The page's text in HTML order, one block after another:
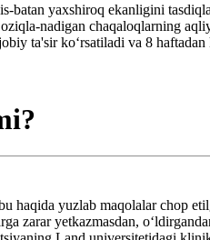
yaxshiroq ekanligini
nadigan chaqaloqlarning
ta'sir ko‘rsatiladi va 8
yuzlab maqolalar chop
zarar yetkazmasdan,